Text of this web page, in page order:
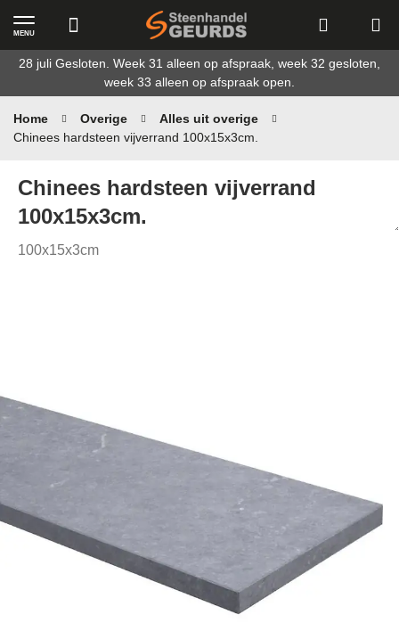
Ga
de
inhoud
28 juli Gesloten. Week 31 alleen op afspraak, week 32 gesloten,
week 33 alleen op afspraak open.
MENU
Home Overige
Alles uit overige
Chinees hardsteen vijverrand 100x15x3cm.
Chinees hardsteen vijverrand
100x15x3cm.
100x15x3cm
gallerij